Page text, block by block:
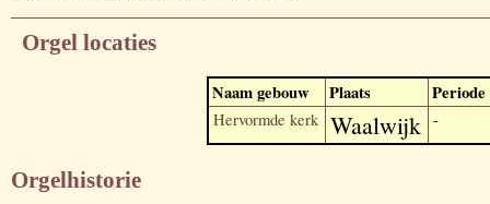
Orgel locaties
Naam gebouw Plaats Periode
Hervormde kerk Waalwijk -
Orgelhistorie